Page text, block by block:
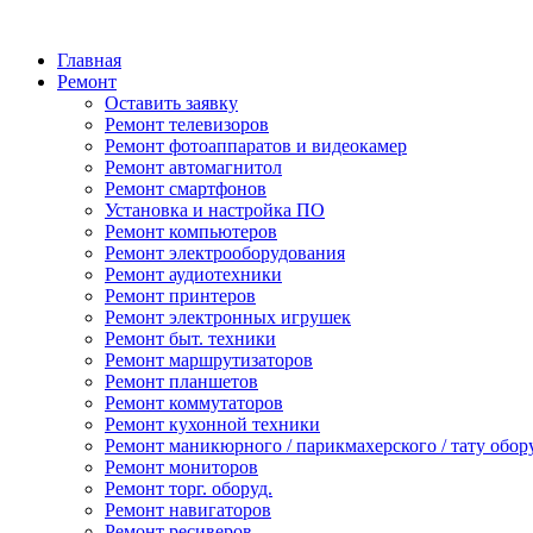
Главная
Ремонт
Оставить заявку
Ремонт телевизоров
Ремонт фотоаппаратов и видеокамер
Ремонт автомагнитол
Ремонт смартфонов
Установка и настройка ПО
Ремонт компьютеров
Ремонт электрооборудования
Ремонт аудиотехники
Ремонт принтеров
Ремонт электронных игрушек
Ремонт быт. техники
Ремонт маршрутизаторов
Ремонт планшетов
Ремонт коммутаторов
Ремонт кухонной техники
Ремонт маникюрного / парикмахерского / тату
Ремонт мониторов
Ремонт торг. оборуд.
Ремонт навигаторов